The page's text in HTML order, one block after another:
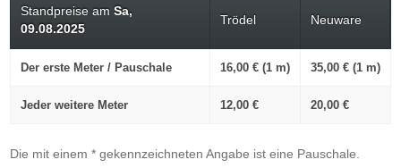
Standpreise am Sa,
09.08.2025
Trödel Neuware
Der erste Meter / Pauschale 16,00 € (1 m) 35,00 € (1 m)
Jeder weitere Meter 12,00 € 20,00 €
Die mit einem * gekennzeichneten Angabe ist eine Pauschale.